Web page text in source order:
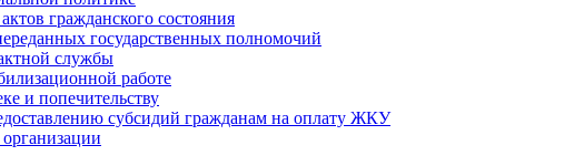
гражданского состояния
государственных полномочий
службы
работе
и попечительству
субсидий гражданам на оплату ЖКУ